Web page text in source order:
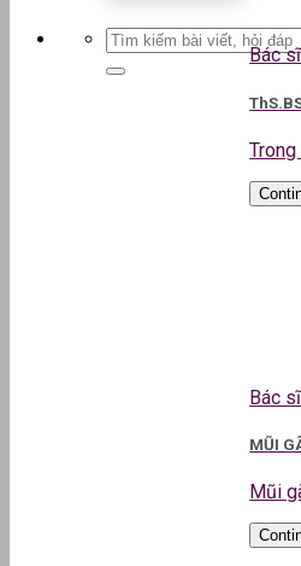
Bác
Bác
MŨI
Mũi